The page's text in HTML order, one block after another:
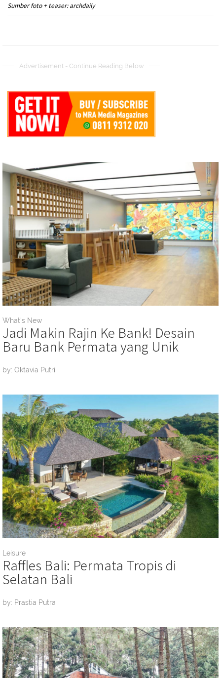
Sumber foto + teaser: archdaily
Advertisement - Continue Reading Below
What's New
Jadi Makin Rajin Ke Bank! Desain
Baru Bank Permata yang Unik
by: Oktavia Putri
Leisure
Raffles Bali: Permata Tropis di
Selatan Bali
by: Prastia Putra